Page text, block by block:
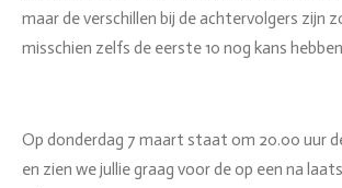
maar de verschillen bij de achtervolgers zijn
misschien zelfs de eerste 10 nog kans
Op donderdag 7 maart staat om 20.00 uur
en zien we jullie graag voor de op een na